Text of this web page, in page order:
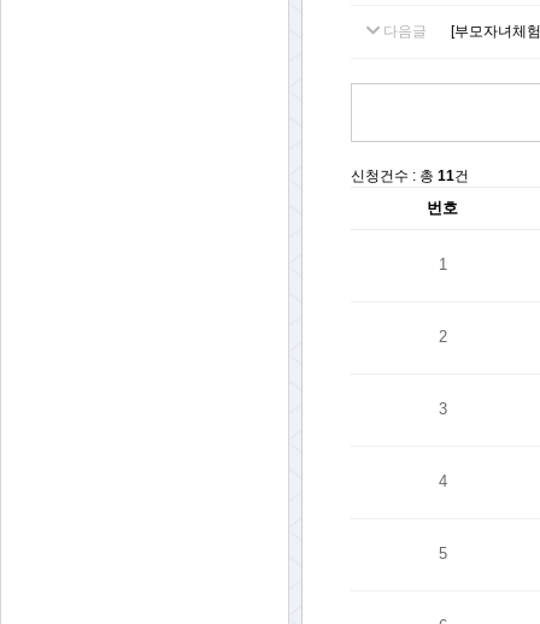
다음글 [부모자녀체
신청건수 : 총 11건
번호
1
2
3
4
5